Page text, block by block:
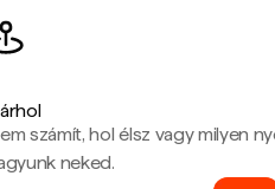
számít, hol élsz vagy milyen
neked.